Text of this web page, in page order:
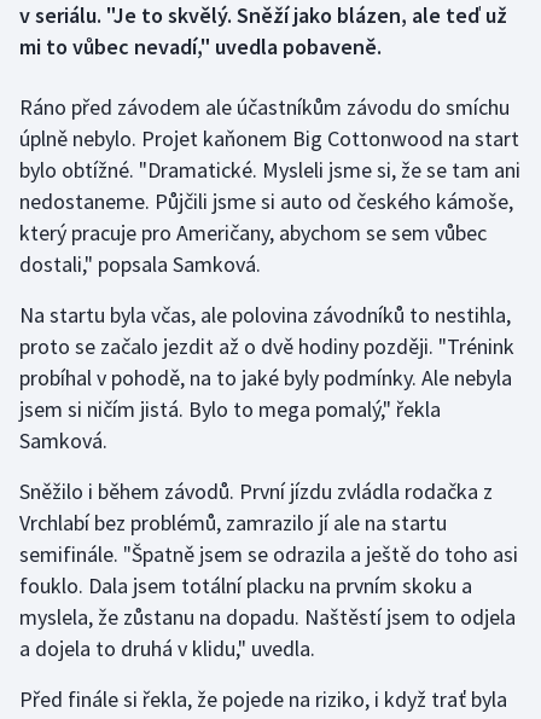
Cyklistika
Dostihy
Florbal
Futsal
Golf
Gymnastika
Házená
Jezdectví
Judo
Krasobruslení
Lezení
v seriálu. "Je to skvělý. Sněží jako blázen, ale teď už
mi to vůbec nevadí," uvedla pobaveně.
Ráno před závodem ale účastníkům závodu do smíchu
úplně nebylo. Projet kaňonem Big Cottonwood na start
bylo obtížné. "Dramatické. Mysleli jsme si, že se tam ani
nedostaneme. Půjčili jsme si auto od českého kámoše,
který pracuje pro Američany, abychom se sem vůbec
dostali," popsala Samková.
Na startu byla včas, ale polovina závodníků to nestihla,
proto se začalo jezdit až o dvě hodiny později. "Trénink
probíhal v pohodě, na to jaké byly podmínky. Ale nebyla
jsem si ničím jistá. Bylo to mega pomalý," řekla
Samková.
Sněžilo i během závodů. První jízdu zvládla rodačka z
Vrchlabí bez problémů, zamrazilo jí ale na startu
semifinále. "Špatně jsem se odrazila a ještě do toho asi
fouklo. Dala jsem totální placku na prvním skoku a
myslela, že zůstanu na dopadu. Naštěstí jsem to odjela
a dojela to druhá v klidu," uvedla.
Před finále si řekla, že pojede na riziko, i když trať byla